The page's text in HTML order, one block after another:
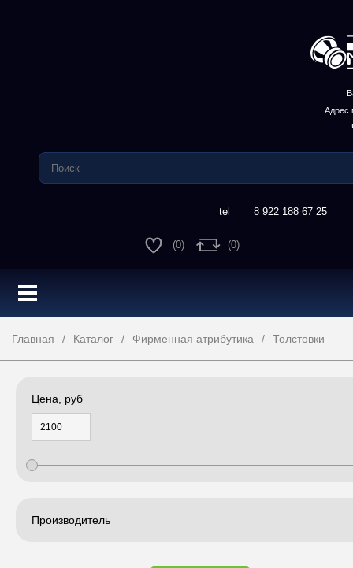
Адрес
8 922 188 67 25
(0) (0)
Главная Каталог Фирменная атрибутика Толстовки
Цена, руб
Производитель